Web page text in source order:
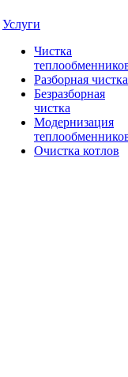
Услуги
Чистка
Разборная чистка
Безразборная
чистка
Модернизация
Очистка котлов